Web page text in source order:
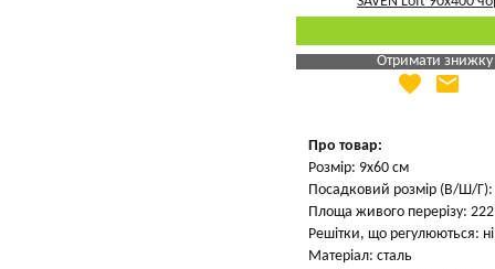
Отримати знижку
Яка Ваша ціна
favorite email
Про товар:
Розмір: 9х60 см
Посадковий розмір (В/Ш/Г):
Площа живого перерізу:
Решітки, що регулюються: ні
Матеріал: сталь